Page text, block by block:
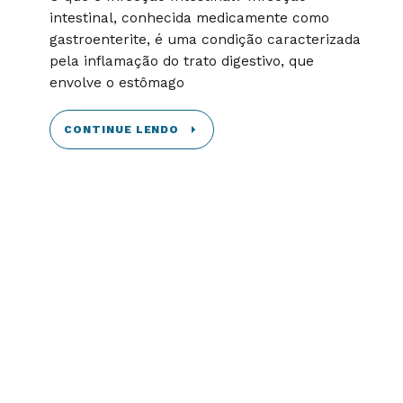
intestinal, conhecida medicamente como
gastroenterite, é uma condição caracterizada
pela inflamação do trato digestivo, que
envolve o estômago
CONTINUE LENDO